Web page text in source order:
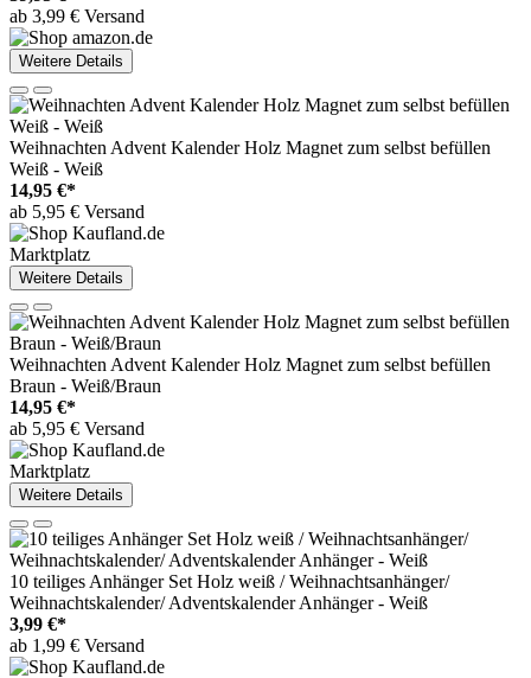
ab 3,99 € Versand
Weitere Details
Weihnachten Advent Kalender Holz Magnet zum selbst befüllen
Weiß - Weiß
14,95 €*
ab 5,95 € Versand
Marktplatz
Weitere Details
Weihnachten Advent Kalender Holz Magnet zum selbst befüllen
Braun - Weiß/Braun
14,95 €*
ab 5,95 € Versand
Marktplatz
Weitere Details
10 teiliges Anhänger Set Holz weiß / Weihnachtsanhänger/
Weihnachtskalender/ Adventskalender Anhänger - Weiß
3,99 €*
ab 1,99 € Versand